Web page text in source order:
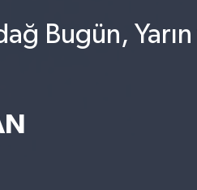
Bugün,